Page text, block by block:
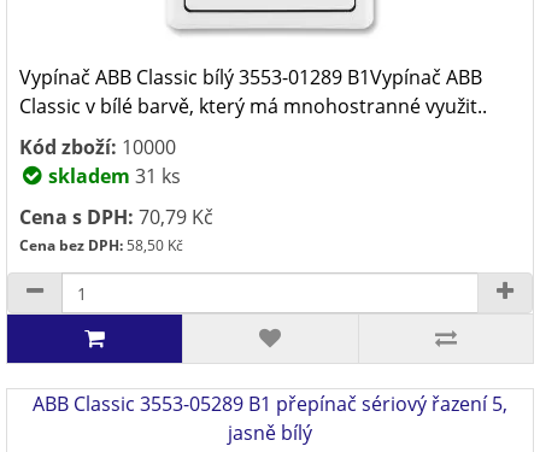
Vypínač ABB Classic bílý 3553-01289 B1Vypínač ABB
Classic v bílé barvě, který má mnohostranné využit..
Kód zboží: 10000
skladem 31 ks
Cena s DPH: 70,79 Kč
Cena bez DPH:58,50 Kč
ABB Classic 3553-05289 B1 přepínač sériový řazení 5,
jasně bílý